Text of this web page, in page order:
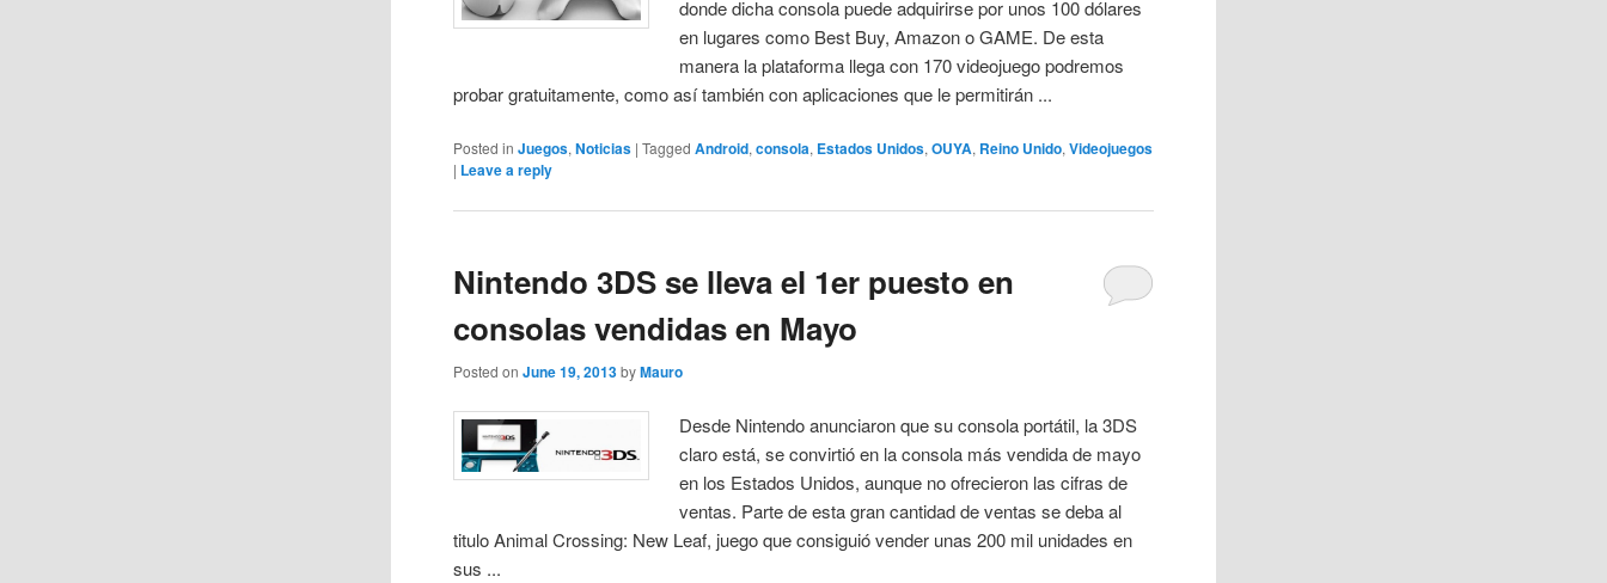
donde dicha consola puede adquirirse por unos 100 dólares
en lugares como Best Buy, Amazon o GAME. De esta
manera la plataforma llega con 170 videojuego podremos
probar gratuitamente, como así también con aplicaciones que le permitirán ...
Posted in Juegos,Noticias |Tagged Android,consola, Estados Unidos,OUYA, Reino Unido,Videojuegos
| Leave a reply
Nintendo 3DS se lleva el 1er puesto en
consolas vendidas en Mayo
Posted onJune 19, 2013 byMauro
Desde Nintendo anunciaron que su consola portátil, la 3DS
claro está, se convirtió en la consola más vendida de mayo
en los Estados Unidos, aunque no ofrecieron las cifras de
ventas. Parte de esta gran cantidad de ventas se deba al
titulo Animal Crossing: New Leaf, juego que consiguió vender unas 200 mil unidades en
sus ...